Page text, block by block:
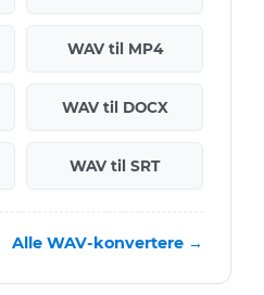
WAV til MP4
WAV til DOCX
WAV til SRT
Alle WAV-konvertere →